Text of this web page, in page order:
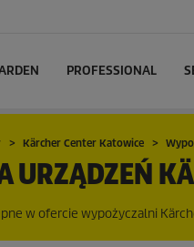
PROFESSIONAL
Kärcher Center Katowice
URZĄDZEŃ
w ofercie wypożyczalni